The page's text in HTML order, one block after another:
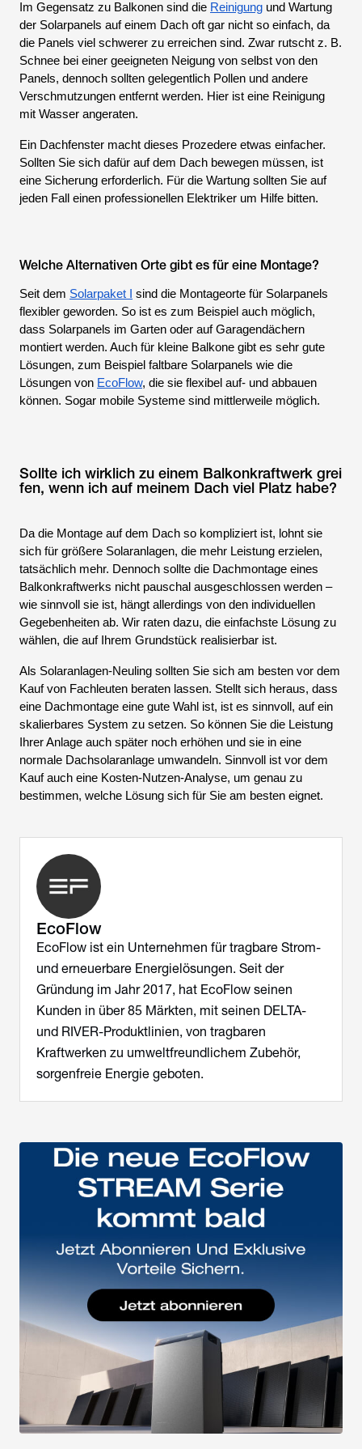
Im Gegensatz zu Balkonen sind die Reinigung und Wartung
der Solarpanels auf einem Dach oft gar nicht so einfach, da
die Panels viel schwerer zu erreichen sind. Zwar rutscht z. B.
Schnee bei einer geeigneten Neigung von selbst von den
Panels, dennoch sollten gelegentlich Pollen und andere
Verschmutzungen entfernt werden. Hier ist eine Reinigung
mit Wasser angeraten.
Ein Dachfenster macht dieses Prozedere etwas einfacher.
Sollten Sie sich dafür auf dem Dach bewegen müssen, ist
eine Sicherung erforderlich. Für die Wartung sollten Sie auf
jeden Fall einen professionellen Elektriker um Hilfe bitten.
Welche Alternativen Orte gibt es für eine Montage?
Seit dem Solarpaket I
sind die Montageorte für Solarpanels
flexibler geworden. So ist es zum Beispiel auch möglich,
dass Solarpanels im Garten oder auf Garagendächern
montiert werden. Auch für kleine Balkone gibt es sehr gute
Lösungen, zum Beispiel faltbare Solarpanels wie die
Lösungen von EcoFlow, die sie flexibel auf- und abbauen
können. Sogar mobile Systeme sind mittlerweile möglich.
Sollte ich wirklich zu einem Balkonkraftwerk grei
fen, wenn ich auf meinem Dach viel Platz habe?
Da die Montage auf dem Dach so kompliziert ist, lohnt sie
sich für größere Solaranlagen, die mehr Leistung erzielen,
tatsächlich mehr. Dennoch sollte die Dachmontage eines
Balkonkraftwerks nicht pauschal ausgeschlossen werden –
wie sinnvoll sie ist, hängt allerdings von den individuellen
Gegebenheiten ab. Wir raten dazu, die einfachste Lösung zu
wählen, die auf Ihrem Grundstück realisierbar ist.
Als Solaranlagen-Neuling sollten Sie sich am besten vor dem
Kauf von Fachleuten beraten lassen. Stellt sich heraus, dass
eine Dachmontage eine gute Wahl ist, ist es sinnvoll, auf ein
skalierbares System zu setzen. So können Sie die Leistung
Ihrer Anlage auch später noch erhöhen und sie in eine
normale Dachsolaranlage umwandeln. Sinnvoll ist vor dem
Kauf auch eine Kosten-Nutzen-Analyse, um genau zu
bestimmen, welche Lösung sich für Sie am besten eignet.
EcoFlow
EcoFlow ist ein Unternehmen für tragbare Strom-
und erneuerbare Energielösungen. Seit der
Gründung im Jahr 2017, hat EcoFlow seinen
Kunden in über 85 Märkten, mit seinen DELTA-
und RIVER-Produktlinien, von tragbaren
Kraftwerken zu umweltfreundlichem Zubehör,
sorgenfreie Energie geboten.